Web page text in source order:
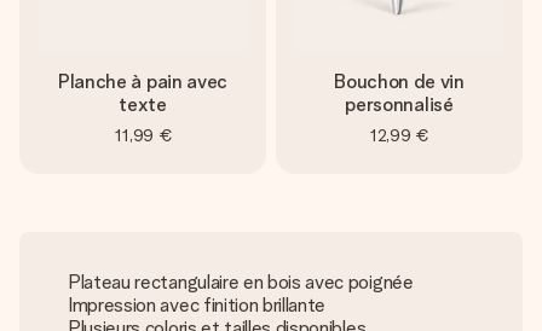
Planche à pain avec
texte
11,99 €
Bouchon de vin
personnalisé
12,99 €
Plateau rectangulaire en bois avec poignée
Impression avec finition brillante